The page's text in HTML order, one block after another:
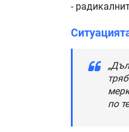
-
по